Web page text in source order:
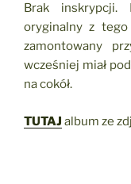
Brak
oryginalny z tego
zamontowany
wcześniej miał
na cokół.
TUTAJ album ze